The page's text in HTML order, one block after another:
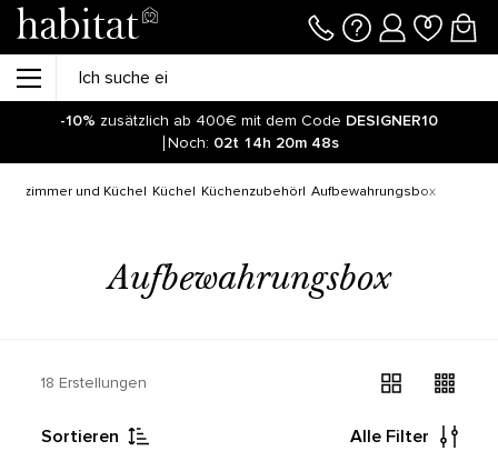
-10% zusätzlich ab 400€ mit dem Code DESIGNER10
Noch: 02t 14h 20m 47s
Esszimmer und Küche Küche Küchenzubehör Aufbewahrungsbox
Aufbewahrungsbox
18 Erstellungen
Sortieren Alle Filter